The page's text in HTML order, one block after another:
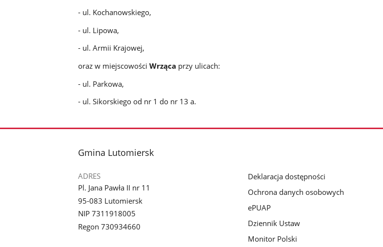
- ul. Kochanowskiego,
- ul. Lipowa,
- ul. Armii Krajowej,
oraz w miejscowości Wrząca przy ulicach:
- ul. Parkowa,
- ul. Sikorskiego od nr 1 do nr 13 a.
stopka
Gmina Lutomiersk
ADRES
Pl. Jana Pawła II nr 11
95-083 Lutomiersk
NIP 7311918005
Regon 730934660
Deklaracja dostępności
Ochrona danych osobowych
ePUAP
Dziennik Ustaw
Monitor Polski